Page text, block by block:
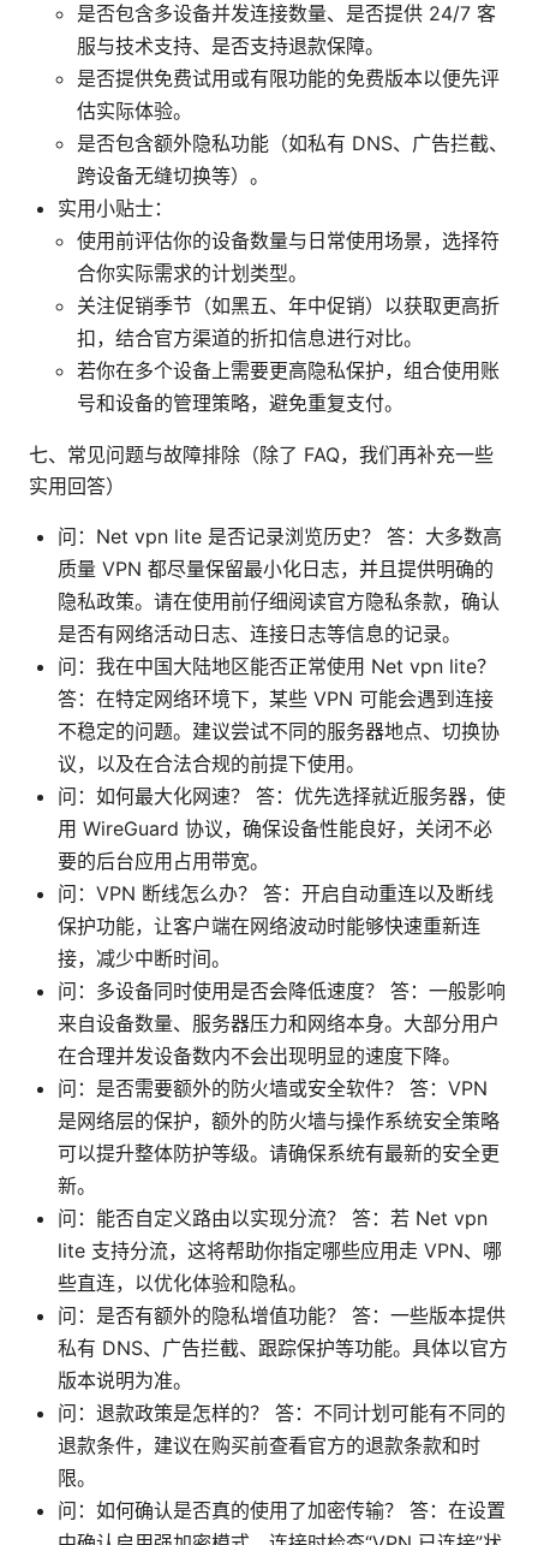
是否包含多设备并发连接数量、是否提供 24/7 客
服与技术支持、是否支持退款保障。
是否提供免费试用或有限功能的免费版本以便先评
估实际体验。
是否包含额外隐私功能（如私有 DNS、广告拦截、
跨设备无缝切换等）。
实用小贴士：
使用前评估你的设备数量与日常使用场景，选择符
合你实际需求的计划类型。
关注促销季节（如黑五、年中促销）以获取更高折
扣，结合官方渠道的折扣信息进行对比。
若你在多个设备上需要更高隐私保护，组合使用账
号和设备的管理策略，避免重复支付。
七、常见问题与故障排除（除了 FAQ，我们再补充一些
实用回答）
问：Net vpn lite 是否记录浏览历史？ 答：大多数高
质量 VPN 都尽量保留最小化日志，并且提供明确的
隐私政策。请在使用前仔细阅读官方隐私条款，确认
是否有网络活动日志、连接日志等信息的记录。
问：我在中国大陆地区能否正常使用 Net vpn lite？
答：在特定网络环境下，某些 VPN 可能会遇到连接
不稳定的问题。建议尝试不同的服务器地点、切换协
议，以及在合法合规的前提下使用。
问：如何最大化网速？ 答：优先选择就近服务器，使
用 WireGuard 协议，确保设备性能良好，关闭不必
要的后台应用占用带宽。
问：VPN 断线怎么办？ 答：开启自动重连以及断线
保护功能，让客户端在网络波动时能够快速重新连
接，减少中断时间。
问：多设备同时使用是否会降低速度？ 答：一般影响
来自设备数量、服务器压力和网络本身。大部分用户
在合理并发设备数内不会出现明显的速度下降。
问：是否需要额外的防火墙或安全软件？ 答：VPN
是网络层的保护，额外的防火墙与操作系统安全策略
可以提升整体防护等级。请确保系统有最新的安全更
新。
问：能否自定义路由以实现分流？ 答：若 Net vpn
lite 支持分流，这将帮助你指定哪些应用走 VPN、哪
些直连，以优化体验和隐私。
问：是否有额外的隐私增值功能？ 答：一些版本提供
私有 DNS、广告拦截、跟踪保护等功能。具体以官方
版本说明为准。
问：退款政策是怎样的？ 答：不同计划可能有不同的
退款条件，建议在购买前查看官方的退款条款和时
限。
问：如何确认是否真的使用了加密传输？ 答：在设置